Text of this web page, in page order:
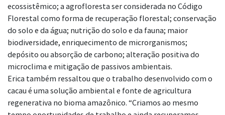
ecossistêmico; a agrofloresta ser considerada no Código
Florestal como forma de recuperação florestal; conservação
do solo e da água; nutrição do solo e da fauna; maior
biodiversidade, enriquecimento de microrganismos;
depósito ou absorção de carbono; alteração positiva do
microclima e mitigação de passivos ambientais.
Erica também ressaltou que o trabalho desenvolvido com o
cacau é uma solução ambiental e fonte de agricultura
regenerativa no bioma amazônico. “Criamos ao mesmo